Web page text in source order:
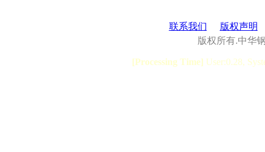
联系我们
版权声明
版权所有.中华
[Processing Time] User:0.28,